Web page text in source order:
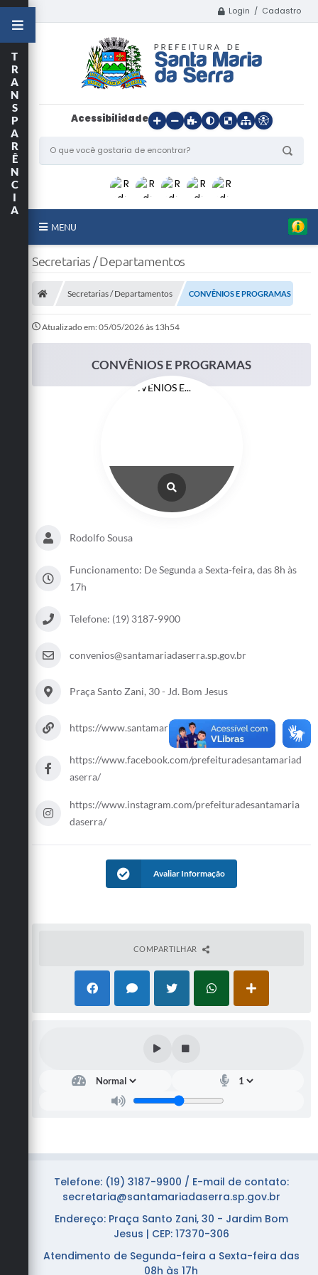
Login / Cadastro
Acessibilidade
MENU
Início
Turismo
T
R
A
N
S
P
A
R
Ê
N
C
I
A
Secretarias / Departamentos
Secretarias / Departamentos CONVÊNIOS E PROGRAMAS
Atualizado em: 05/05/2026 às 13h54
CONVÊNIOS E PROGRAMAS
Rodolfo Sousa
Funcionamento: De Segunda a Sexta-feira, das 8h às
17h
Telefone: (19) 3187-9900
convenios@santamariadaserra.sp.gov.br
Praça Santo Zani, 30 - Jd. Bom Jesus
https://www.santamariadaserra.sp.gov.br
https://www.facebook.com/prefeituradesantamariad
aserra/
https://www.instagram.com/prefeituradesantamaria
daserra/
Avaliar Informação
COMPARTILHAR
Telefone: (19) 3187-9900 / E-mail de contato:
secretaria@santamariadaserra.sp.gov.br
Endereço: Praça Santo Zani, 30 - Jardim Bom
Jesus | CEP: 17370-306
Atendimento de Segunda-feira a Sexta-feira das
08h às 17h